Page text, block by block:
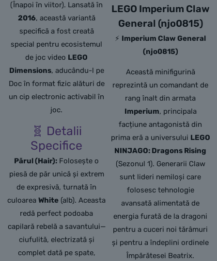
(Înapoi în viitor). Lansată în
2016, această variantă
specifică a fost creată
special pentru ecosistemul
de joc video LEGO
Dimensions, aducându-l pe
Doc în format fizic alături de
un cip electronic activabil în
joc.
🧬 Detalii
Specifice
Părul (Hair): Folosește o
piesă de păr unică și extrem
de expresivă, turnată în
culoareaWhite (alb). Aceasta
redă perfect podoaba
capilară rebelă a savantului—
ciufulită, electrizată și
complet dată pe spate,
LEGO Imperium Claw
General (njo0815)
⚡ Imperium Claw General
(njo0815)
Această minifigurină
reprezintă un comandant de
rang înalt din armata
Imperium, principala
facțiune antagonistă din
prima eră a universului LEGO
NINJAGO: Dragons Rising
(Sezonul 1). Generarii Claw
sunt lideri nemiloși care
folosesc tehnologie
avansată alimentată de
energia furată de la dragoni
pentru a cuceri noi tărâmuri
și pentru a îndeplini ordinele
Împărătesei Beatrix.